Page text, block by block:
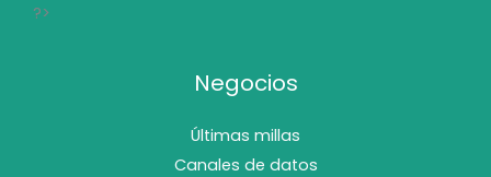
?>
Negocios
Últimas millas
Canales de datos